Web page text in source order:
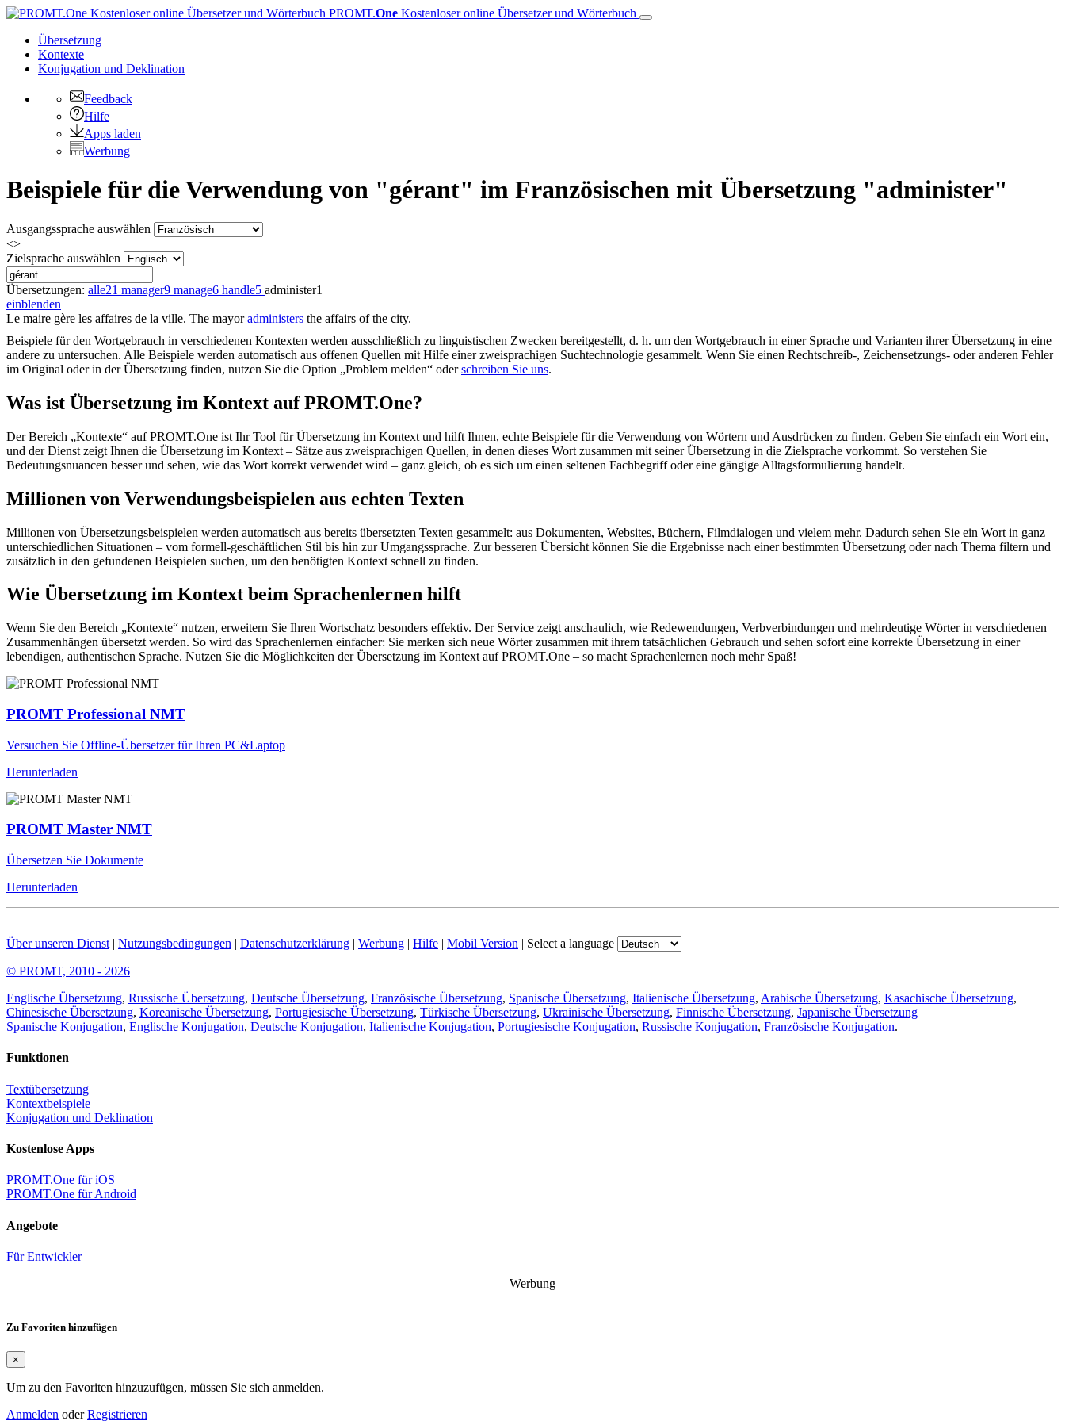
PROMT.One Kostenloser online Übersetzer und Wörterbuch
Übersetzung
Kontexte
Konjugation und Deklination
Feedback
Hilfe
Apps laden
Werbung
Beispiele für die Verwendung von "gérant" im Französischen mit Übersetzung "administer"
Ausgangssprache auswählen
<>
Zielsprache auswählen
Übersetzungen: alle21 manager9 manage6 handle5 administer1
einblenden
Le maire gère les affaires de la ville. The mayoradministers the affairs of the city.
Beispiele für den Wortgebrauch in verschiedenen Kontexten werden ausschließlich zu linguistischen Zwecken bereitgestellt, d. h. um den Wortgebrauch in einer Sprache und Varianten ihrer Übersetzung in eine
andere zu untersuchen. Alle Beispiele werden automatisch aus offenen Quellen mit Hilfe einer zweisprachigen Suchtechnologie gesammelt. Wenn Sie einen Rechtschreib-, Zeichensetzungs- oder anderen Fehler
im Original oder in der Übersetzung finden, nutzen Sie die Option „Problem melden“ oderschreiben Sie uns.
Was ist Übersetzung im Kontext auf PROMT.One?
Der Bereich „Kontexte“ auf PROMT.One ist Ihr Tool für Übersetzung im Kontext und hilft Ihnen, echte Beispiele für die Verwendung von Wörtern und Ausdrücken zu finden. Geben Sie einfach ein Wort ein,
und der Dienst zeigt Ihnen die Übersetzung im Kontext – Sätze aus zweisprachigen Quellen, in denen dieses Wort zusammen mit seiner Übersetzung in die Zielsprache vorkommt. So verstehen Sie
Bedeutungsnuancen besser und sehen, wie das Wort korrekt verwendet wird – ganz gleich, ob es sich um einen seltenen Fachbegriff oder eine gängige Alltagsformulierung handelt.
Millionen von Verwendungsbeispielen aus echten Texten
Millionen von Übersetzungsbeispielen werden automatisch aus bereits übersetzten Texten gesammelt: aus Dokumenten, Websites, Büchern, Filmdialogen und vielem mehr. Dadurch sehen Sie ein Wort in ganz
unterschiedlichen Situationen – vom formell-geschäftlichen Stil bis hin zur Umgangssprache. Zur besseren Übersicht können Sie die Ergebnisse nach einer bestimmten Übersetzung oder nach Thema filtern und
zusätzlich in den gefundenen Beispielen suchen, um den benötigten Kontext schnell zu finden.
Wie Übersetzung im Kontext beim Sprachenlernen hilft
Wenn Sie den Bereich „Kontexte“ nutzen, erweitern Sie Ihren Wortschatz besonders effektiv. Der Service zeigt anschaulich, wie Redewendungen, Verbverbindungen und mehrdeutige Wörter in verschiedenen
Zusammenhängen übersetzt werden. So wird das Sprachenlernen einfacher: Sie merken sich neue Wörter zusammen mit ihrem tatsächlichen Gebrauch und sehen sofort eine korrekte Übersetzung in einer
lebendigen, authentischen Sprache. Nutzen Sie die Möglichkeiten der Übersetzung im Kontext auf PROMT.One – so macht Sprachenlernen noch mehr Spaß!
PROMT Professional NMT
Versuchen Sie Offline-Übersetzer für Ihren PC&Laptop
Herunterladen
PROMT Master NMT
Übersetzen Sie Dokumente
Herunterladen
Über unseren Dienst | Nutzungsbedingungen | Datenschutzerklärung | Werbung | Hilfe | Mobil Version | Select a language
© PROMT, 2010 - 2026
Englische Übersetzung, Russische Übersetzung, Deutsche Übersetzung, Französische Übersetzung, Spanische Übersetzung, Italienische Übersetzung, Arabische Übersetzung, Kasachische Übersetzung,
Chinesische Übersetzung, Koreanische Übersetzung, Portugiesische Übersetzung, Türkische Übersetzung, Ukrainische Übersetzung, Finnische Übersetzung, Japanische Übersetzung
Spanische Konjugation, Englische Konjugation, Deutsche Konjugation, Italienische Konjugation, Portugiesische Konjugation, Russische Konjugation, Französische Konjugation.
Funktionen
Textübersetzung
Kontextbeispiele
Konjugation und Deklination
Kostenlose Apps
PROMT.One für iOS
PROMT.One für Android
Angebote
Für Entwickler
Werbung
Zu Favoriten hinzufügen
×
Um zu den Favoriten hinzuzufügen, müssen Sie sich anmelden.
Anmelden oderRegistrieren